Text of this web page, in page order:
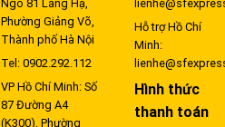
Ngõ 81 Láng Hạ,
Phường Giảng Võ,
Thành phố Hà Nội
Tel: 0902.292.112
VP Hồ Chí Minh: Số
87 Đường A4
(K300), Phường
Hỗ trợ Hồ Chí
Minh:
Hình thức
thanh toán